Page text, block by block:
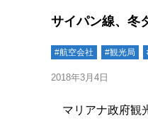
サイパン線、冬
#航空会社 #観光局
2018年3月4日
マリアナ政府観